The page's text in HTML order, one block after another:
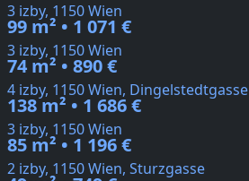
3 izby, 1150 Wien
99 m² • 1 071 €
3 izby, 1150 Wien
74 m² • 890 €
4 izby, 1150 Wien, Dingelstedtgasse
138 m² • 1 686 €
3 izby, 1150 Wien
85 m² • 1 196 €
2 izby, 1150 Wien, Sturzgasse